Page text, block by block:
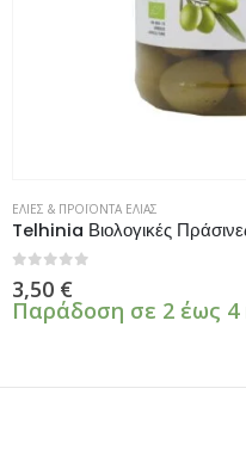
ΕΛΙΕΣ & ΠΡΟΪΟΝΤΑ ΕΛΙΑΣ
Telhinia Βιολογικές
3,50 €
Παράδοση σε 2 έως 4